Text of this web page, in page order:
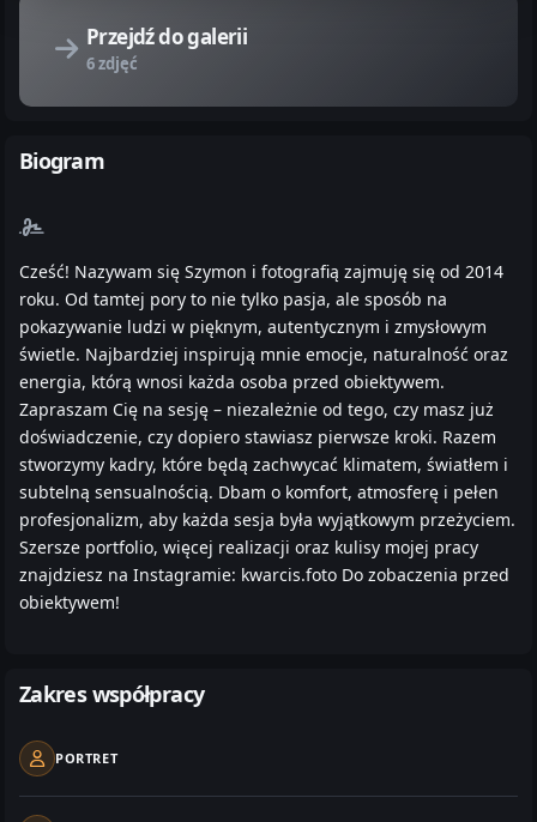
Przejdź do galerii
6 zdjęć
Biogram
Cześć! Nazywam się Szymon i fotografią zajmuję się od 2014
roku. Od tamtej pory to nie tylko pasja, ale sposób na
pokazywanie ludzi w pięknym, autentycznym i zmysłowym
świetle. Najbardziej inspirują mnie emocje, naturalność oraz
energia, którą wnosi każda osoba przed obiektywem.
Zapraszam Cię na sesję – niezależnie od tego, czy masz już
doświadczenie, czy dopiero stawiasz pierwsze kroki. Razem
stworzymy kadry, które będą zachwycać klimatem, światłem i
subtelną sensualnością. Dbam o komfort, atmosferę i pełen
profesjonalizm, aby każda sesja była wyjątkowym przeżyciem.
Szersze portfolio, więcej realizacji oraz kulisy mojej pracy
znajdziesz na Instagramie: kwarcis.foto Do zobaczenia przed
obiektywem!
Zakres współpracy
PORTRET